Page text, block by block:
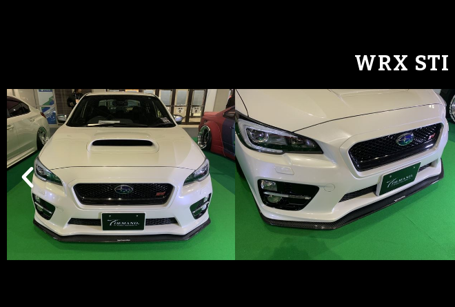
WRX